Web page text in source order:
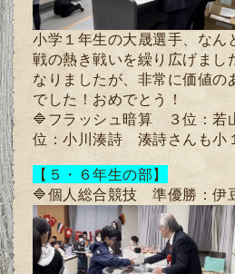
小学１年生の大晟選手、なん
戦の熱き戦いを繰り広げまし
なりましたが、非常に価値の
でした！おめでとう！
🔷 フラッシュ暗算 ３位：
位：小川湊詩 湊詩さんも小
【５・６年生の部】
🔷個人総合競技準優勝：